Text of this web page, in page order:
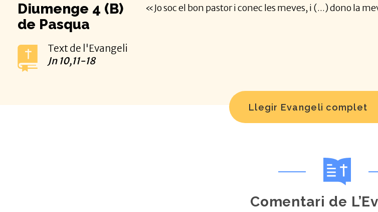
Diumenge 4 (B)
de Pasqua
Text de l'Evangeli
Jn 10,11-18
«Jo soc el bon pastor i conec les meves, i (...) dono la
Llegir Evangeli complet
Comentari de